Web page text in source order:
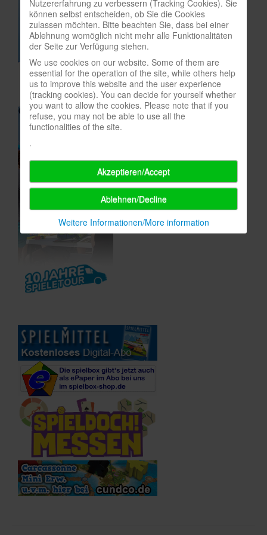
In eigener Sache-On our own behalf
Archivierte Meldungen-News archive
Nutzererfahrung zu verbessern (Tracking Cookies). Sie
können selbst entscheiden, ob Sie die Cookies
zulassen möchten. Bitte beachten Sie, dass bei einer
Ablehnung womöglich nicht mehr alle Funktionalitäten
der Seite zur Verfügung stehen.
We use cookies on our website. Some of them are
essential for the operation of the site, while others help
us to improve this website and the user experience
(tracking cookies). You can decide for yourself whether
you want to allow the cookies. Please note that if you
refuse, you may not be able to use all the
functionalities of the site.
.
Akzeptieren/Accept
Ablehnen/Decline
Weitere Informationen/More information